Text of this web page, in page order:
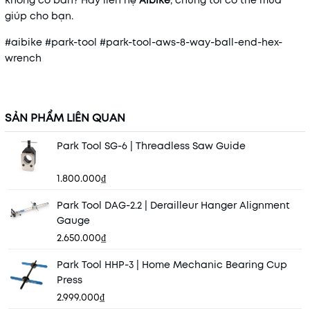
giúp cho bạn.
#aibike #park-tool #park-tool-aws-8-way-ball-end-hex-
wrench
SẢN PHẨM LIÊN QUAN
Park Tool SG-6 | Threadless Saw Guide
1.800.000₫
Park Tool DAG-2.2 | Derailleur Hanger Alignment
Gauge
2.650.000₫
Park Tool HHP-3 | Home Mechanic Bearing Cup
Press
2.999.000₫